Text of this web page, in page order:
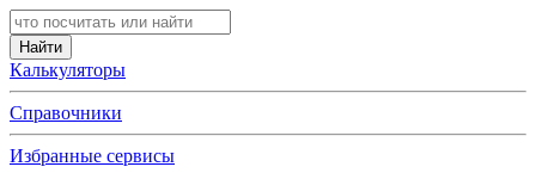
Калькуляторы
Справочники
Избранные сервисы